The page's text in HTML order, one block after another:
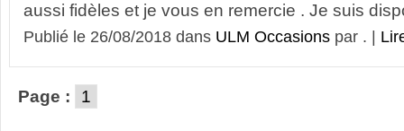
aussi fidèles et je vous en remercie . Je suis
Publié le 26/08/2018 dans ULM Occasions par . |
Page : 1